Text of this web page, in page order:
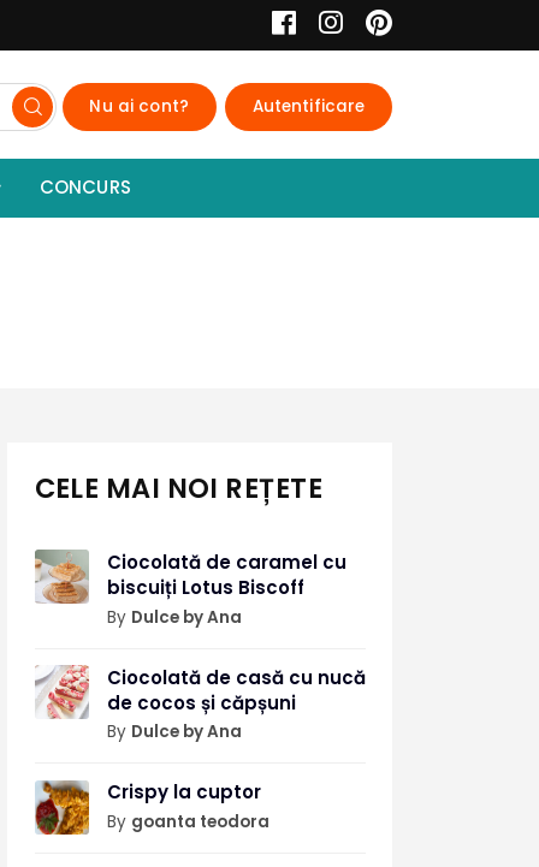
Nu ai cont? Autentificare
CONCURS
CELE MAI NOI REȚETE
Ciocolată de caramel cu
biscuiți Lotus Biscoff
By Dulce by Ana
Ciocolată de casă cu nucă
de cocos și căpșuni
By Dulce by Ana
Crispy la cuptor
By goanta teodora